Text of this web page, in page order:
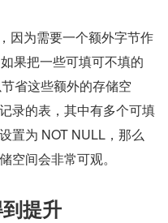
因为需要一个额外字节作
果把一些可填可不填的
省这些额外的存储空
录的表，其中有多个可填
置为 NOT NULL，那么
空间会非常可观。
到提升